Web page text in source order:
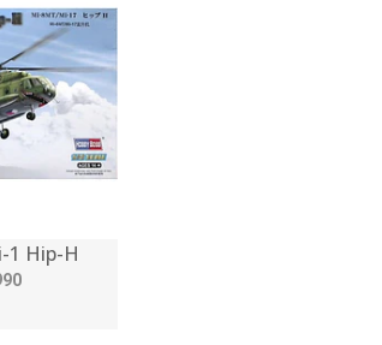
1 Hip-H